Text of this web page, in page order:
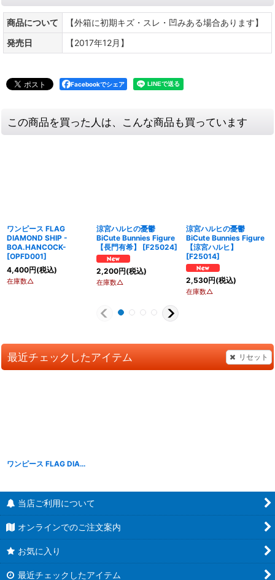
商品について
【外箱に初期キズ・スレ・凹みある場合あります】
発売日
【2017年12月】
Facebookでシェア
この商品を買った人は、こんな商品も買っています
ワンピース FLAG
DIAMOND SHIP -
BOA.HANCOCK-
[OPFD001]
4,400円(税込)
在庫数△
涼宮ハルヒの憂鬱
BiCute Bunnies Figure
【長門有希】
[F25024]
2,200円(税込)
在庫数△
涼宮ハルヒの憂鬱
BiCute Bunnies Figure
【涼宮ハルヒ】
[F25014]
2,530円(税込)
在庫数△
最近チェックしたアイテム リセット
ワンピース FLAG DIAMOND SHIP -NAMI-
当店ご利用について
オンラインでのご注文案内
お気に入り
最近チェックしたアイテム